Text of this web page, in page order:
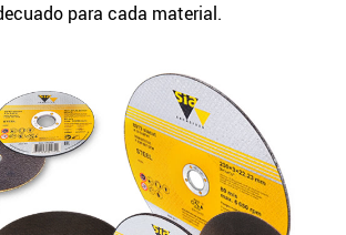
para cada material.